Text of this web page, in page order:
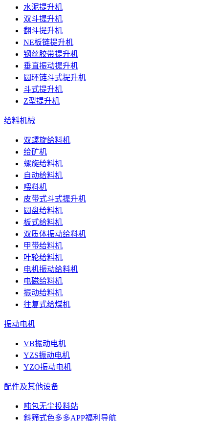
水泥提升机
双斗提升机
翻斗提升机
NE板链提升机
钢丝胶带提升机
垂直振动提升机
圆环链斗式提升机
斗式提升机
Z型提升机
给料机械
双螺旋给料机
给矿机
螺旋给料机
自动给料机
喂料机
皮带式斗式提升机
圆盘给料机
板式给料机
双质体振动给料机
甲带给料机
叶轮给料机
电机振动给料机
电磁给料机
振动给料机
往复式给煤机
振动电机
VB振动电机
YZS振动电机
YZO振动电机
配件及其他设备
吨包无尘投料站
斜筛式色多多APP福利导航